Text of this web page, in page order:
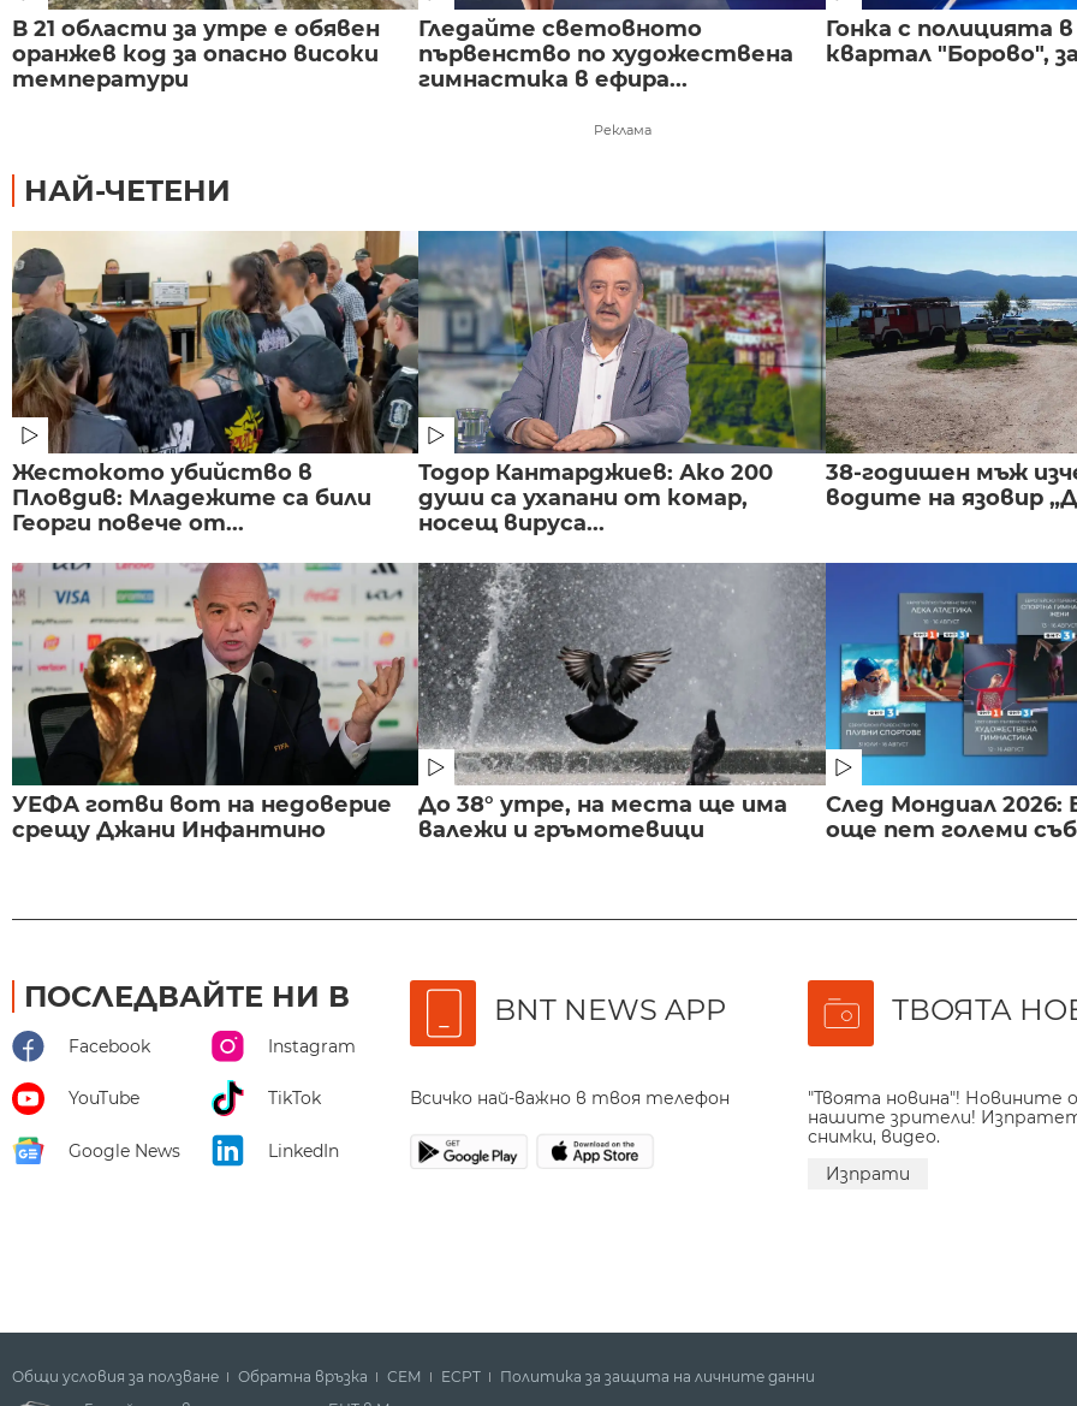
В 21 области за утре е обявен
оранжев код за опасно високи
температури
Гледайте световното
първенство по художествена
гимнастика в ефира...
Гонка с полицията
квартал "Борово",
Реклама
НАЙ-ЧЕТЕНИ
Жестокото убийство в
Пловдив: Младежите са били
Георги повече от...
Тодор Кантарджиев: Ако 200
души са ухапани от комар,
носещ вируса...
38-годишен мъж
водите на язовир
УЕФА готви вот на недоверие
срещу Джани Инфантино
До 38° утре, на места ще има
валежи и гръмотевици
След Мондиал 2026:
още пет големи
ПОСЛЕДВАЙТЕ НИ В
Facebook Instagram
YouTube TikTok
Google News LinkedIn
BNT NEWS APP
Всичко най-важно в твоя телефон
ТВОЯТА
"Твоята новина"! Новините
нашите зрители!
снимки, видео.
Изпрати
Общи условия за ползване Обратна връзка СЕМ ECPT Политика за защита на личните данни